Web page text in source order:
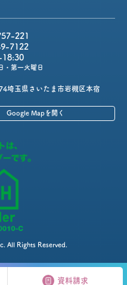
資料請求
221
7122
18:30
・第一火曜日
埼玉県さいたま市岩槻区本宿
Google Mapを開く
All Rights Reserved.